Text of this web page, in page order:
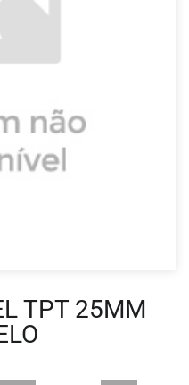
TPT 25MM